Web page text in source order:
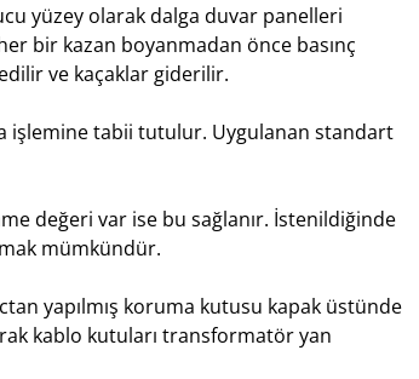
yüzey olarak dalga duvar panelleri
bir kazan boyanmadan önce basınç
ve kaçaklar giderilir.
işlemine tabii tutulur. Uygulanan standart
değeri var ise bu sağlanır. İstenildiğinde
mümkündür.
yapılmış koruma kutusu kapak üstünde
kablo kutuları transformatör yan